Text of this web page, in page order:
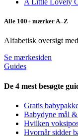
A Little Lovely
Alle 100+ mærker A–Z
Alfabetisk oversigt
Se mærkesiden
Guides
De 4 mest besøgte
Gratis
Babydyne mål &
Hvilken
Hvornår sidder